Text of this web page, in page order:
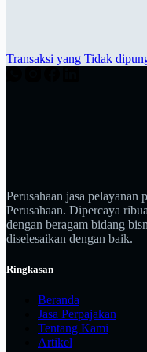
Transaksi yang Tidak
Perusahaan jasa pelayanan
Perusahaan. Dipercaya
dengan beragam bidang
diselesaikan dengan baik.
Ringkasan
Beranda
Jasa Perpajakan
Tentang Kami
Artikel